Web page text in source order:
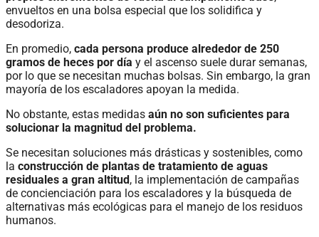
envueltos en una bolsa especial que los solidifica y
desodoriza.
En promedio, cada persona produce alrededor de 250
gramos de heces por día y el ascenso suele durar semanas,
por lo que se necesitan muchas bolsas. Sin embargo, la gran
mayoría de los escaladores apoyan la medida.
No obstante, estas medidas aún no son suficientes para
solucionar la magnitud del problema.
Se necesitan soluciones más drásticas y sostenibles, como
la construcción de plantas de tratamiento de aguas
residuales a gran altitud, la implementación de campañas
de concienciación para los escaladores y la búsqueda de
alternativas más ecológicas para el manejo de los residuos
humanos.